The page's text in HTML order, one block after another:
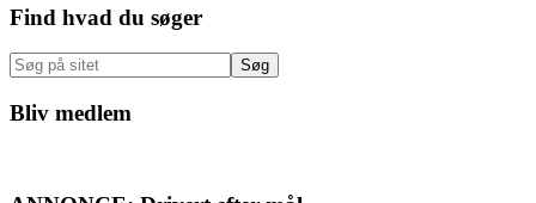
Primær
Sidebar
Find hvad du søger
Søg
på
sitet
Bliv medlem